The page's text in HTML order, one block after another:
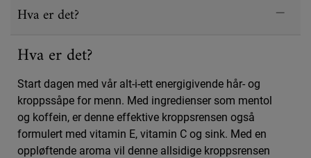
Hva er det?
Hva er det?
Start dagen med vår alt-i-ett energigivende hår- og
kroppssåpe for menn. Med ingredienser som mentol
og koffein, er denne effektive kroppsrensen også
formulert med vitamin E, vitamin C og sink. Med en
oppløftende aroma vil denne allsidige kroppsrensen